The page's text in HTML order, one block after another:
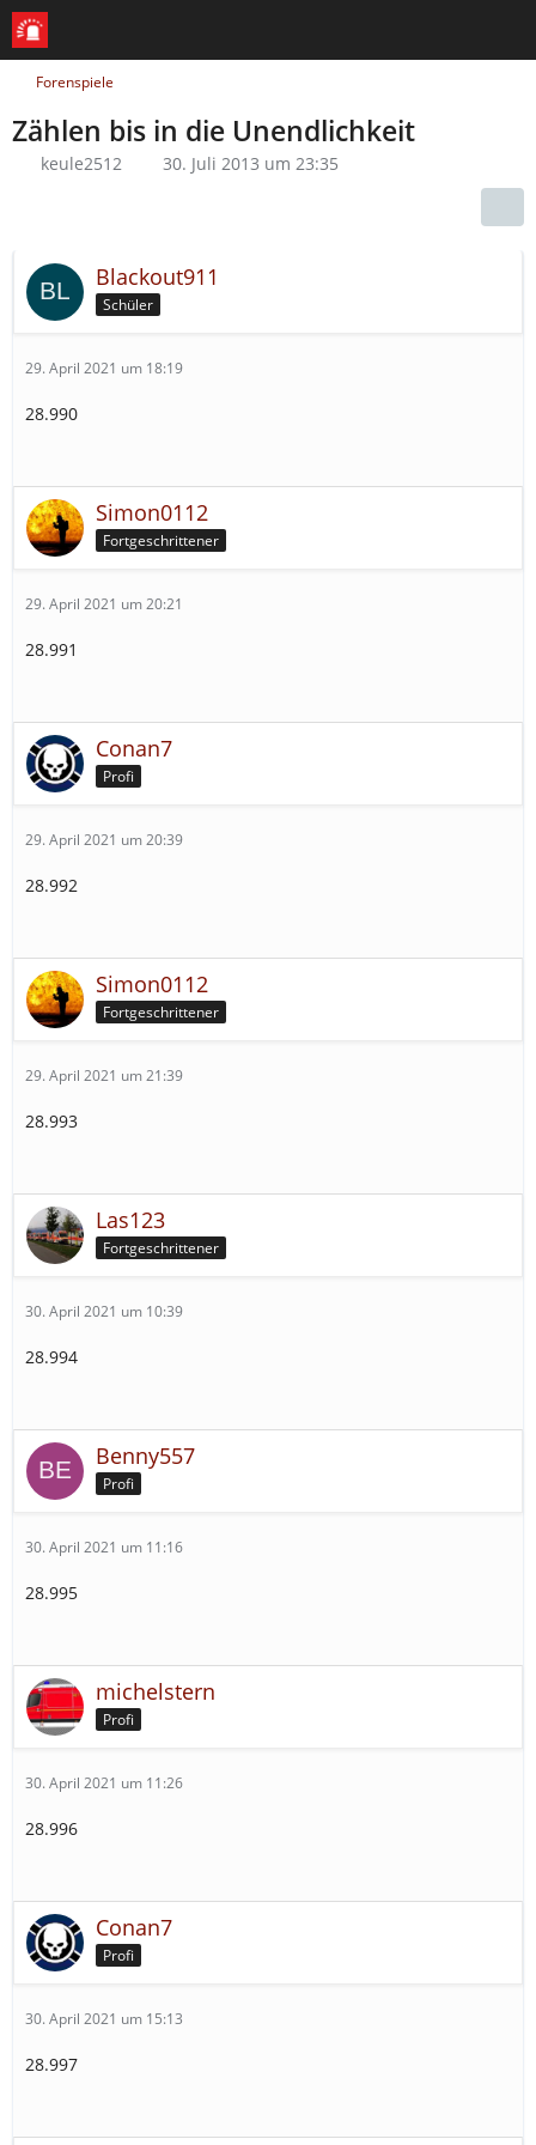
Forenspiele
Zählen bis in die Unendlichkeit
keule2512 30. Juli 2013 um 23:35
Blackout911
Schüler
29. April 2021 um 18:19
28.990
Simon0112
Fortgeschrittener
29. April 2021 um 20:21
28.991
Conan7
Profi
29. April 2021 um 20:39
28.992
Simon0112
Fortgeschrittener
29. April 2021 um 21:39
28.993
Las123
Fortgeschrittener
30. April 2021 um 10:39
28.994
Benny557
Profi
30. April 2021 um 11:16
28.995
michelstern
Profi
30. April 2021 um 11:26
28.996
Conan7
Profi
30. April 2021 um 15:13
28.997